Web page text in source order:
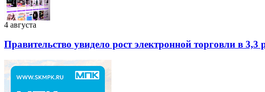
4 августа
Правительство увидело рост электронной торговли в 3,3